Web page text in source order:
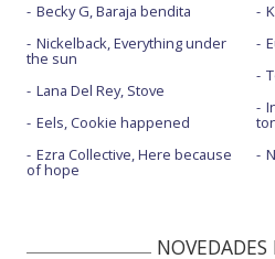
Heartless
Heartless - con la letra
Heartless - Late Show with
In your eyes - con Doja Cat
In your eyes + Save your tears |
Becky G, Baraja bendita
Nickelback, Everything under
the sun
Lana Del Rey, Stove
Eels, Cookie happened
Ezra Collective, Here because
of hope
NOVEDADES